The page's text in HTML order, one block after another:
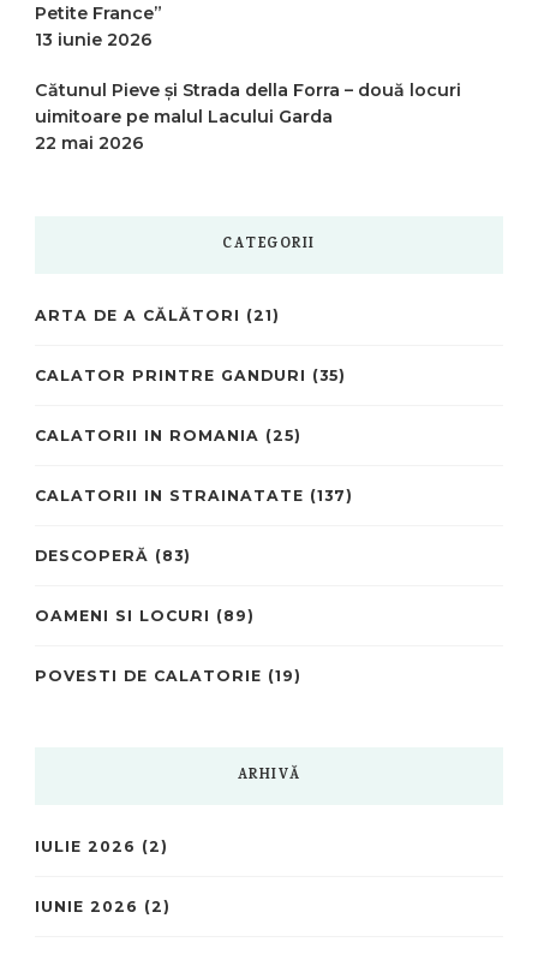
Petite France”
13 iunie 2026
Cătunul Pieve și Strada della Forra – două locuri
uimitoare pe malul Lacului Garda
22 mai 2026
CATEGORII
ARTA DE A CĂLĂTORI (21)
CALATOR PRINTRE GANDURI (35)
CALATORII IN ROMANIA (25)
CALATORII IN STRAINATATE (137)
DESCOPERĂ (83)
OAMENI SI LOCURI (89)
POVESTI DE CALATORIE (19)
ARHIVĂ
IULIE 2026 (2)
IUNIE 2026 (2)